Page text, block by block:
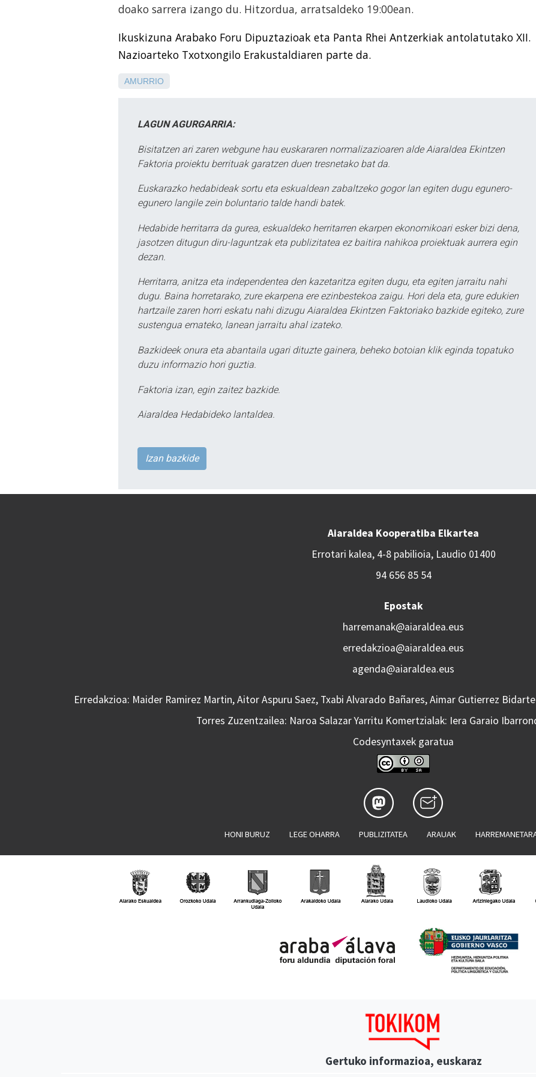
doako sarrera izango du. Hitzordua, arratsaldeko 19:00ean.
Ikuskizuna Arabako Foru Dipuztazioak eta Panta Rhei Antzerkiak antolatutako XII.
Nazioarteko Txotxongilo Erakustaldiaren parte da.
AMURRIO
LAGUN AGURGARRIA:
Bisitatzen ari zaren webgune hau euskararen normalizazioaren alde Aiaraldea Ekintzen
Faktoria proiektu berrituak garatzen duen tresnetako bat da.
Euskarazko hedabideak sortu eta eskualdean zabaltzeko gogor lan egiten dugu egunero-
egunero langile zein boluntario talde handi batek.
Hedabide herritarra da gurea, eskualdeko herritarren ekarpen ekonomikoari esker bizi dena,
jasotzen ditugun diru-laguntzak eta publizitatea ez baitira nahikoa proiektuak aurrera egin
dezan.
Herritarra, anitza eta independentea den kazetaritza egiten dugu, eta egiten jarraitu nahi
dugu. Baina horretarako, zure ekarpena ere ezinbestekoa zaigu. Hori dela eta, gure edukien
hartzaile zaren horri eskatu nahi dizugu Aiaraldea Ekintzen Faktoriako bazkide egiteko, zure
sustengua emateko, lanean jarraitu ahal izateko.
Bazkideek onura eta abantaila ugari dituzte gainera, beheko botoian klik eginda topatuko
duzu informazio hori guztia.
Faktoria izan, egin zaitez bazkide.
Aiaraldea Hedabideko lantaldea.
Izan bazkide
Aiaraldea Kooperatiba Elkartea
Errotari kalea, 4-8 pabilioia, Laudio 01400
94 656 85 54
Epostak
harremanak@aiaraldea.eus
erredakzioa@aiaraldea.eus
agenda@aiaraldea.eus
Erredakzioa: Maider Ramirez Martin, Aitor Aspuru Saez, Txabi Alvarado Bañares, Aimar Gutierrez
Torres Zuzentzailea: Naroa Salazar Yarritu Komertzialak: Iera Garaio
Codesyntaxek garatua
HONI BURUZ LEGE OHARRA PUBLIZITATEA ARAUAK
Gertuko informazioa, euskaraz